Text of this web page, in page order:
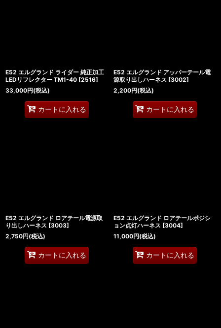
E52 エルグランド ライダー 純正加工
LEDリフレクター TM1-40 [2516]
33,000円(税込)
カートに入れる
E52 エルグランド アッパーテール電
源取り出しハーネス [3002]
2,200円(税込)
カートに入れる
E52 エルグランド ロアテール電源取
り出しハーネス [3003]
2,750円(税込)
カートに入れる
E52 エルグランド ロアテールポジシ
ョン点灯ハーネス [3004]
11,000円(税込)
カートに入れる